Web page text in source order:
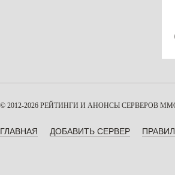
© 2012-2026 РЕЙТИНГИ И АНОНСЫ СЕРВЕРОВ
ГЛАВНАЯ ДОБАВИТЬ СЕРВЕР